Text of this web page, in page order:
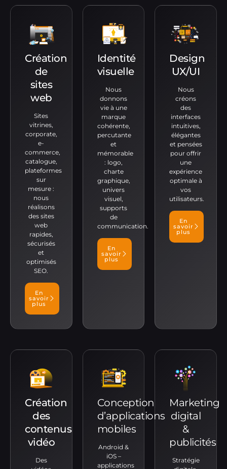
Création
de
sites
web
Sites
vitrines,
corporate,
e-
commerce,
catalogue,
plateformes
sur
mesure :
nous
réalisons
des sites
web
rapides,
sécurisés
et
optimisés
SEO.
En
savoir
plus
Identité
visuelle
Nous
donnons
vie à une
marque
cohérente,
percutante
et
mémorable
: logo,
charte
graphique,
univers
visuel,
supports
de
communication.
En
savoir
plus
Design
UX/UI
Nous
créons
des
interfaces
intuitives,
élégantes
et pensées
pour offrir
une
expérience
optimale à
vos
utilisateurs.
En
savoir
plus
Création
des
contenus
vidéo
Des
Conception
d’applications
mobiles
Android &
iOS –
applications
Marketing
digital
&
publicités
Stratégie